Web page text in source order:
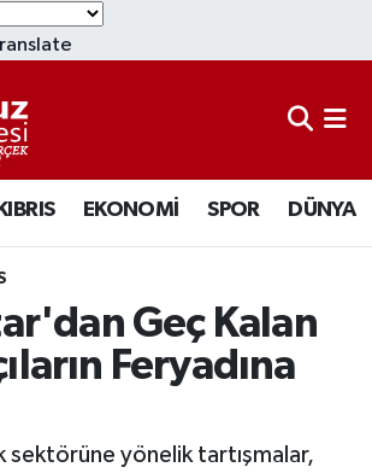
KIBRIS EKONOMİ SPOR DÜNYA
Geç Kalan
Feryadına
sektörüne yönelik tartışmalar,
Eczaneler
Durumu
Yoğunluk Haritası
Durumu ve Fikstür
Haberleri